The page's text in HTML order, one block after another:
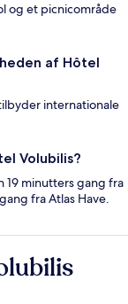
og et picnicområde
af Hôtel
internationale
Volubilis?
19 minutters gang fra
fra Atlas Have.